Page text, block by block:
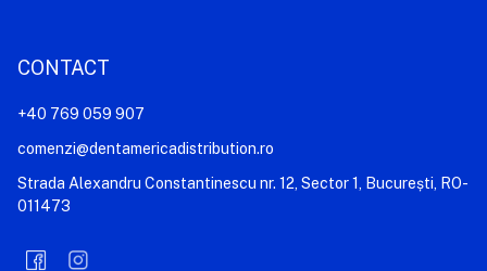
CONTACT
+40 769 059 907
comenzi@dentamericadistribution.ro
Strada Alexandru Constantinescu nr. 12, Sector 1, București, RO-
011473